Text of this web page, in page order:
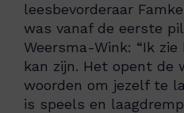
leesbevorderaar
was vanaf de eerste
Weersma-Wink: “Ik
kan zijn. Het opent de
woorden om jezelf te
is speels en